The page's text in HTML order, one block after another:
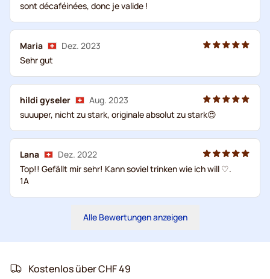
sont décaféinées, donc je valide !
Maria
Dez. 2023
Sehr gut
hildi gyseler
Aug. 2023
suuuper, nicht zu stark, originale absolut zu stark😍
Lana
Dez. 2022
Top!! Gefällt mir sehr! Kann soviel trinken wie ich will ♡.
1A
Alle Bewertungen anzeigen
Kostenlos über CHF 49